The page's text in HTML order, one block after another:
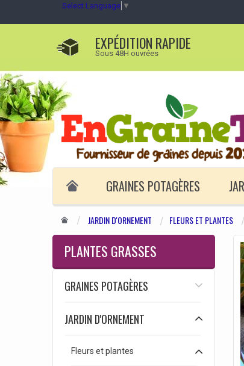
Select Language ▼
EXPÉDITION RAPIDE
Sous 48H ouvrées
GRAINES POTAGÈRES
JARDIN D'ORNEMENT FLEURS ET PLANTES
PLANTES GRASSES
GRAINES POTAGÈRES
JARDIN D'ORNEMENT
Fleurs et plantes